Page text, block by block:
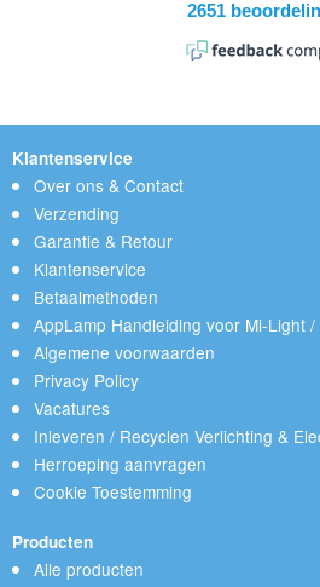
Klantenservice
Over ons & Contact
Verzending
Garantie & Retour
Klantenservice
Betaalmethoden
AppLamp Handleiding voor Mi-Light
Algemene voorwaarden
Privacy Policy
Vacatures
Inleveren / Recyclen Verlichting &
Herroeping aanvragen
Cookie Toestemming
Producten
Alle producten